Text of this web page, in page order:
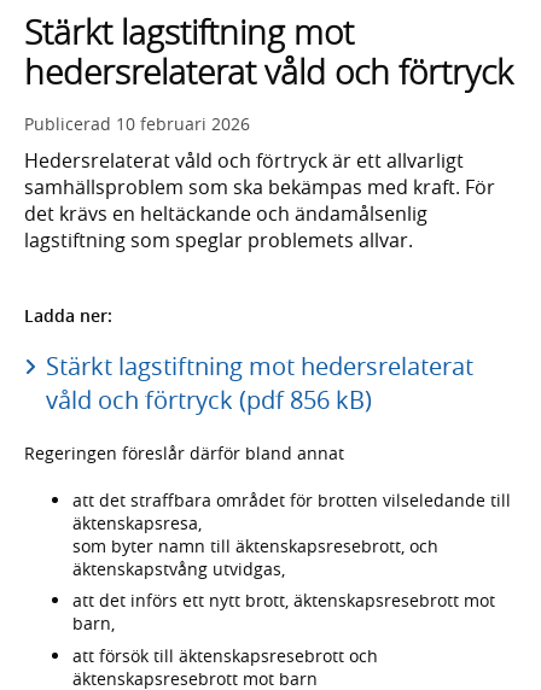
Stärkt lagstiftning mot
hedersrelaterat våld och förtryck
Publicerad 10 februari 2026
Hedersrelaterat våld och förtryck är ett allvarligt
samhällsproblem som ska bekämpas med kraft. För
det krävs en heltäckande och ändamålsenlig
lagstiftning som speglar problemets allvar.
Ladda ner:
Stärkt lagstiftning mot hedersrelaterat
våld och förtryck (pdf 856 kB)
Regeringen föreslår därför bland annat
att det straffbara området för brotten vilseledande till
äktenskapsresa,
som byter namn till äktenskapsresebrott, och
äktenskapstvång utvidgas,
att det införs ett nytt brott, äktenskapsresebrott mot
barn,
att försök till äktenskapsresebrott och
äktenskapsresebrott mot barn